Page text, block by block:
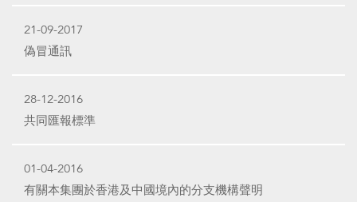
21-09-2017
偽冒通訊
28-12-2016
共同匯報標準
01-04-2016
有關本集團於香港及中國境內的分支機構聲明